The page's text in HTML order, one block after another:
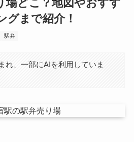
場どこ？地図やおすす
グまで紹介！
駅弁
れ、一部にAIを利用していま